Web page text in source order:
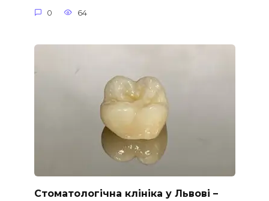
0 64
Стоматологічна клініка у Львові –